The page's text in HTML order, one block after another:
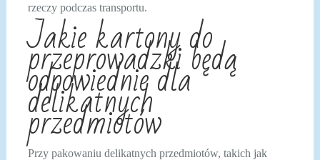
rzeczy podczas transportu.
Jakie kartony do
przeprowadzki będą
odpowiednie dla
delikatnych
przedmiotów
Przy pakowaniu delikatnych przedmiotów, takich jak